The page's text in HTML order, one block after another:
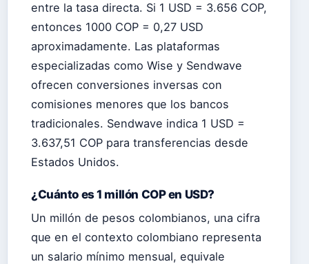
entre la tasa directa. Si 1 USD = 3.656 COP,
entonces 1000 COP = 0,27 USD
aproximadamente. Las plataformas
especializadas como Wise y Sendwave
ofrecen conversiones inversas con
comisiones menores que los bancos
tradicionales. Sendwave indica 1 USD =
3.637,51 COP para transferencias desde
Estados Unidos.
¿Cuánto es 1 millón COP en USD?
Un millón de pesos colombianos, una cifra
que en el contexto colombiano representa
un salario mínimo mensual, equivale